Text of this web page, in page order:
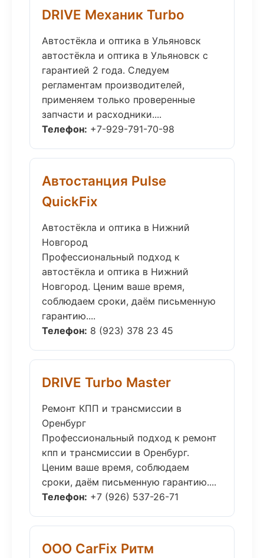
DRIVE Механик Turbo
Автостёкла и оптика в Ульяновск
автостёкла и оптика в Ульяновск с
гарантией 2 года. Следуем
регламентам производителей,
применяем только проверенные
запчасти и расходники....
Телефон: +7-929-791-70-98
Автостанция Pulse
QuickFix
Автостёкла и оптика в Нижний
Новгород
Профессиональный подход к
автостёкла и оптика в Нижний
Новгород. Ценим ваше время,
соблюдаем сроки, даём письменную
гарантию....
Телефон: 8 (923) 378 23 45
DRIVE Turbo Master
Ремонт КПП и трансмиссии в
Оренбург
Профессиональный подход к ремонт
кпп и трансмиссии в Оренбург.
Ценим ваше время, соблюдаем
сроки, даём письменную гарантию....
Телефон: +7 (926) 537-26-71
ООО CarFix Ритм